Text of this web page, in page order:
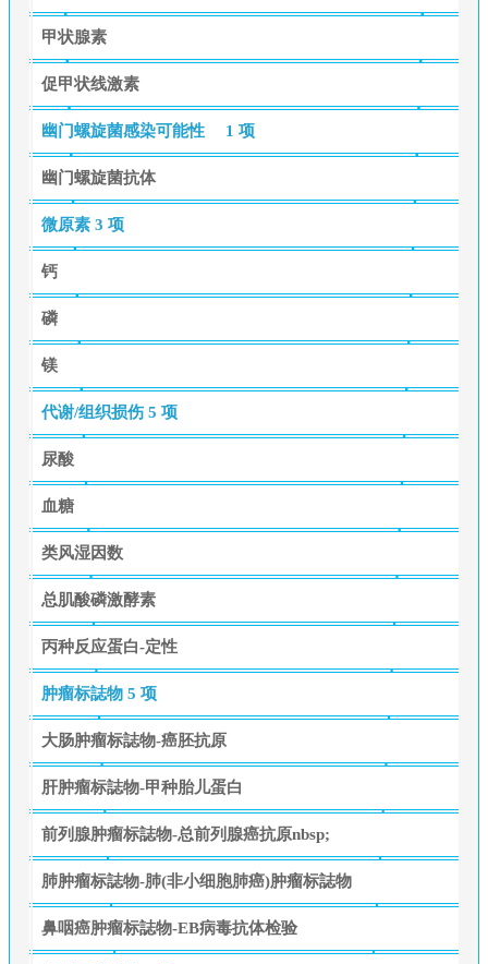
甲状腺素
促甲状线激素
幽门螺旋菌感染可能性 1 项
幽门螺旋菌抗体
微原素 3 项
钙
磷
镁
代谢/组织损伤 5 项
尿酸
血糖
类风湿因数
总肌酸磷激酵素
丙种反应蛋白-定性
肿瘤标誌物 5 项
大肠肿瘤标誌物-癌胚抗原
肝肿瘤标誌物-甲种胎儿蛋白
前列腺肿瘤标誌物-总前列腺癌抗原nbsp;
肺肿瘤标誌物-肺(非小细胞肺癌)肿瘤标誌物
鼻咽癌肿瘤标誌物-EB病毒抗体检验